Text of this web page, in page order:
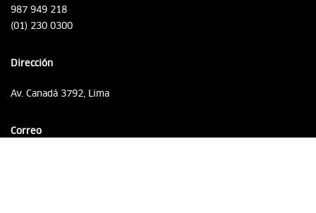
987 949 218
(01) 230 0300
Dirección
Av. Canadá 3792, Lima
Correo